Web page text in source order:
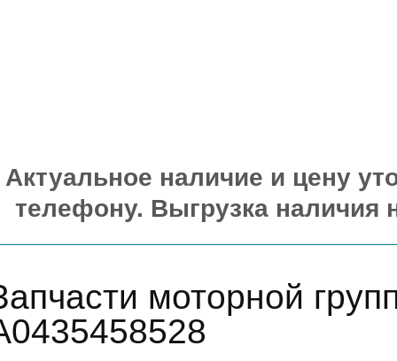
Актуальное наличие и цену
телефону. Выгрузка наличия
моторной